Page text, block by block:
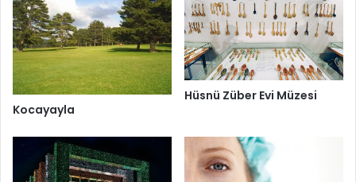
Kocayayla
Hüsnü Züber Evi Müzesi